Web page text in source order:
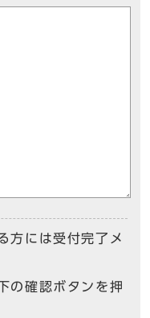
方には受付完了メ
の確認ボタンを押